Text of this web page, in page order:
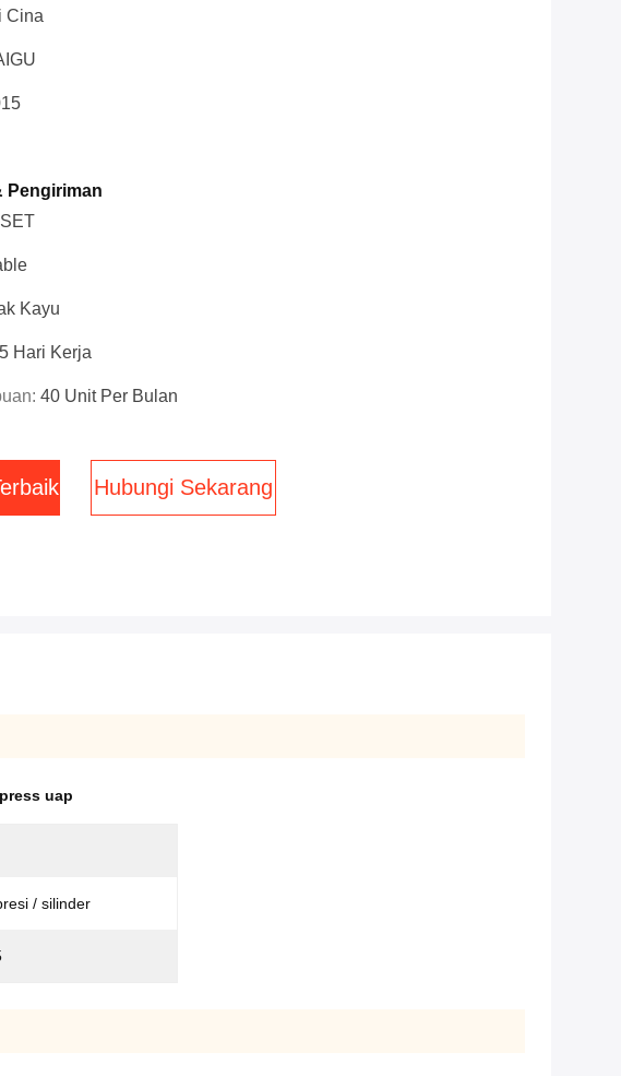
Cina
Pengiriman
Kayu
Hari Kerja
40 Unit Per Bulan
Hubungi Sekarang
uap
/ silinder